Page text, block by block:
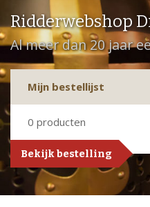
Ridderwebshop
Al meer dan 20 jaar
Mijn bestellijst
0 producten
Bekijk bestelling